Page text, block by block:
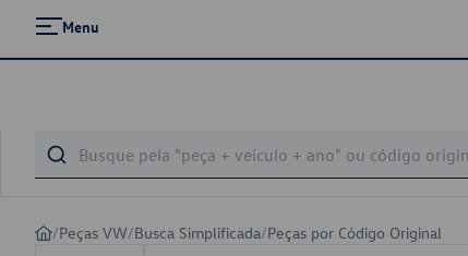
Menu
/Peças VW/Busca Simplificada/Peças por Código Original